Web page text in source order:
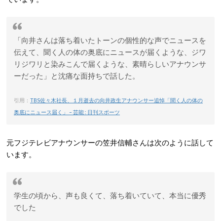
「向井さんは落ち着いたトーンの個性的な声でニュースを
伝えて、聞く人の体の奥底にニュースが届くような、ジワ
リジワリと染みこんで届くような、素晴らしいアナウンサ
ーだった」と沈痛な面持ちで話した。
引用： TBS佐々木社長、１月逝去の向井政生アナウンサー追悼「聞く人の体の
奥底にニュース届く」 – 芸能 : 日刊スポーツ
元フジテレビアナウンサーの笠井信輔さんは次のように話して
います。
学生の頃から、声も良くて、落ち着いていて、本当に優秀
でした